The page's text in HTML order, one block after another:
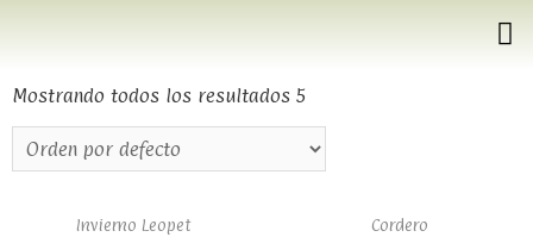
Mostrando todos los resultados 5
Invierno Leopet Cordero